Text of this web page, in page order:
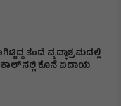
ತಂದೆ ವೃದ್ಧಾಶ್ರಮದಲ್ಲಿ
ಕಾಲ್‌ನಲ್ಲಿ ಕೊನೆ ವಿದಾಯ